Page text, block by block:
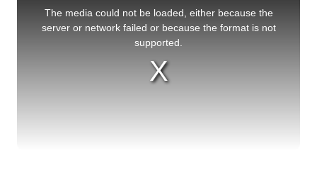
The media could not be loaded, either because the
server or network failed or because the format is not
supported.